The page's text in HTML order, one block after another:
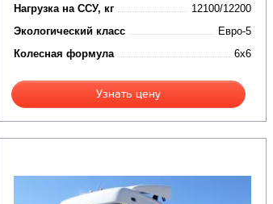
Нагрузка на ССУ, кг
12100/12200
Экологический класс
Евро-5
Колесная формула
6x6
Узнать цену